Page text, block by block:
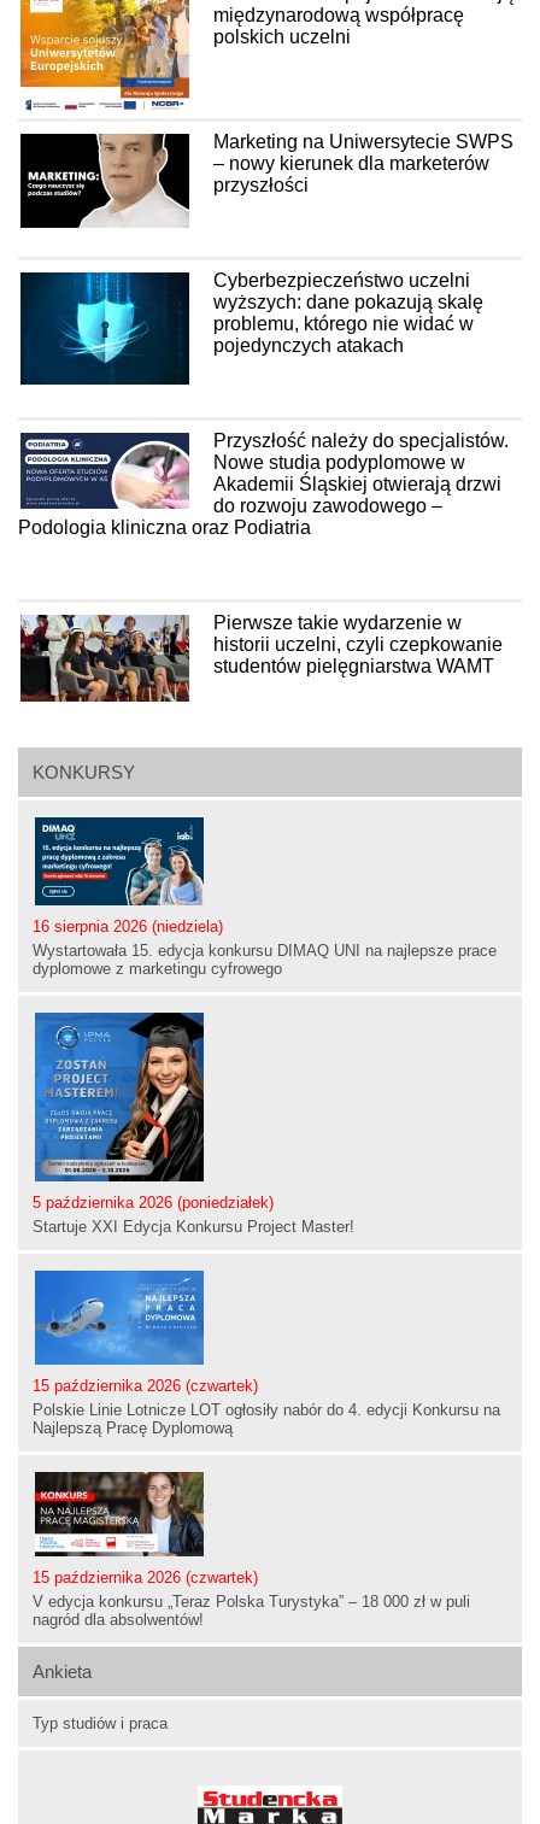
KONKURSY
16 sierpnia 2026 (niedziela)
Wystartowała 15. edycja konkursu DIMAQ UNI na najlepsze prace
dyplomowe z marketingu cyfrowego
5 października 2026 (poniedziałek)
Startuje XXI Edycja Konkursu Project Master!
15 października 2026 (czwartek)
Polskie Linie Lotnicze LOT ogłosiły nabór do 4. edycji Konkursu na
Najlepszą Pracę Dyplomową
15 października 2026 (czwartek)
V edycja konkursu „Teraz Polska Turystyka” – 18 000 zł w puli
nagród dla absolwentów!
Ankieta
Typ studiów i praca
międzynarodową współpracę
polskich uczelni
Marketing na Uniwersytecie SWPS
– nowy kierunek dla marketerów
przyszłości
Cyberbezpieczeństwo uczelni
wyższych: dane pokazują skalę
problemu, którego nie widać w
pojedynczych atakach
Przyszłość należy do specjalistów.
Nowe studia podyplomowe w
Akademii Śląskiej otwierają drzwi
do rozwoju zawodowego –
Podologia kliniczna oraz Podiatria
Pierwsze takie wydarzenie w
historii uczelni, czyli czepkowanie
studentów pielęgniarstwa WAMT